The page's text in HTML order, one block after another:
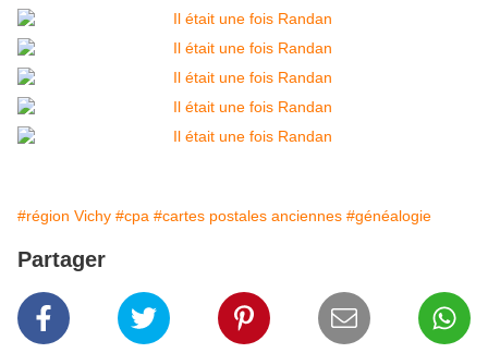
#région Vichy #cpa #cartes postales anciennes #généalogie
Partager